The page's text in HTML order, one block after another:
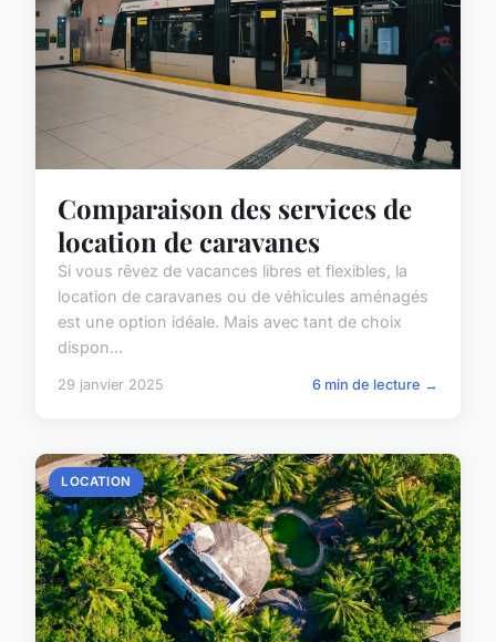
Comparaison des services de
location de caravanes
Si vous rêvez de vacances libres et flexibles, la
location de caravanes ou de véhicules aménagés
est une option idéale. Mais avec tant de choix
dispon...
29 janvier 2025 6 min de lecture →
LOCATION